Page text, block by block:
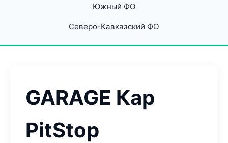
Южный ФО
Северо-Кавказский ФО
GARAGE Кар
PitStop